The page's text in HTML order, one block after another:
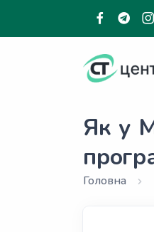
Як у
Головна